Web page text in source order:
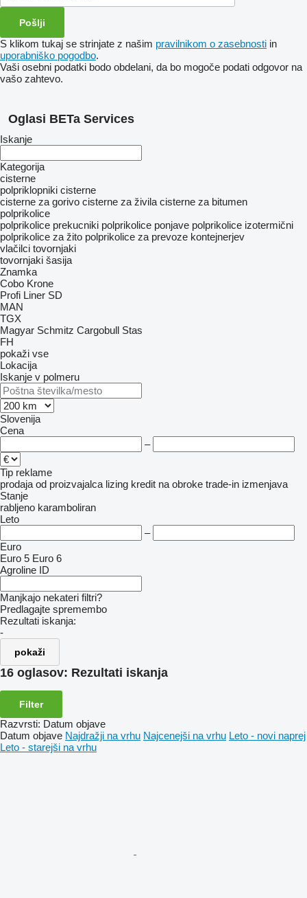
S klikom tukaj se strinjate z našim pravilnikom o zasebnosti in
uporabniško pogodbo.
Vaši osebni podatki bodo obdelani, da bo mogoče podati odgovor na
vašo zahtevo.
Oglasi BETa Services
Iskanje
Kategorija
cisterne
polpriklopniki cisterne
cisterne za gorivo cisterne za živila cisterne za bitumen
polprikolice
polprikolice prekucniki polprikolice ponjave polprikolice izotermični
polprikolice za žito polprikolice za prevoze kontejnerjev
vlačilci tovornjaki
tovornjaki šasija
Znamka
Cobo Krone
Profi Liner SD
MAN
TGX
Magyar Schmitz Cargobull Stas
FH
pokaži vse
Lokacija
Iskanje v polmeru
Slovenija
Cena
–
Tip reklame
prodaja od proizvajalca lizing kredit na obroke trade-in izmenjava
Stanje
rabljeno karamboliran
Leto
–
Euro
Euro 5 Euro 6
Agroline ID
Manjkajo nekateri filtri?
Predlagajte spremembo
Rezultati iskanja:
-
pokaži
16 oglasov: Rezultati iskanja
Filter
Razvrsti: Datum objave
Datum objave Najdražji na vrhu Najcenejši na vrhu Leto - novi naprej
Leto - starejši na vrhu